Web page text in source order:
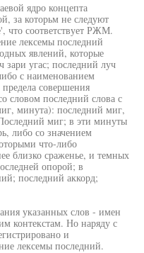
ядро концепта
за которьм не следуют
что соответствует РЖМ.
лексемы последний
явлений, которые
зари угас; последний луч
с наименованием
совершения
словом последний слова с
минута): последний миг,
миг; в эти минуты
либо со значением
что-либо
близко сраженье, и темных
опорой; в
последний аккорд;
указанных слов - имен
контекстам. Но наряду с
и
лексемы последний.